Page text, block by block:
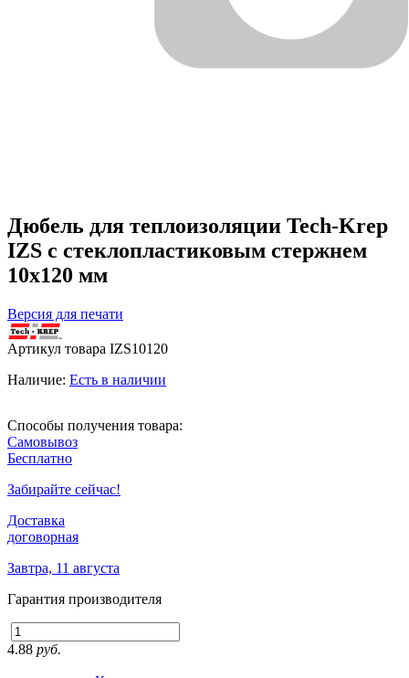
Дюбель для теплоизоляции Tech-Krep
IZS с стеклопластиковым стержнем
10x120 мм
Версия для печати
Артикул товара IZS10120
Наличие: Есть в наличии
Способы получения товара:
Самовывоз
Бесплатно
Забирайте сейчас!
Доставка
договорная
Завтра, 11 августа
Гарантия производителя
4.88 руб.